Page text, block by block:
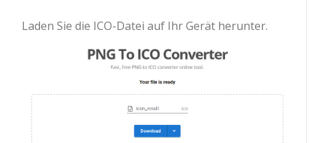
Laden Sie die ICO-Datei auf Ihr Gerät herunter.